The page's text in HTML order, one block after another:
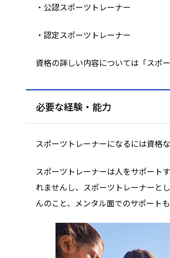
・公認スポーツトレーナー
・認定スポーツトレーナー
資格の詳しい内容については「スポ
必要な経験・能力
スポーツトレーナーになるには資格
スポーツトレーナーは人をサポート
れませんし、スポーツトレーナーと
んのこと、メンタル面でのサポート